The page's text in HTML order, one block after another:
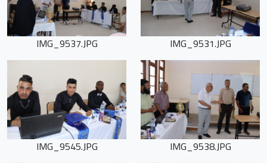
IMG_9531.JPG
IMG_9537.JPG
IMG_9538.JPG
IMG_9545.JPG